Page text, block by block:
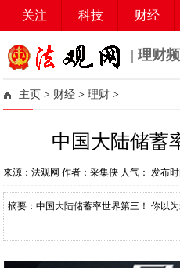
关注 科技 财经
| 理财
主页 > 财经 > 理财 >
中国大陆储蓄
来源：法观网 作者：采集侠 人气： 发布
摘要：中国大陆储蓄率世界第三！ 你以